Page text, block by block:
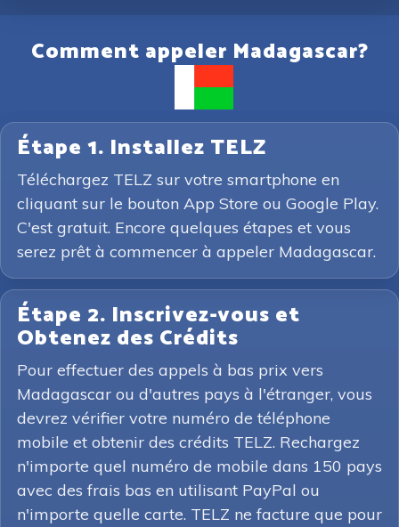
Comment appeler Madagascar?
Étape 1. Installez TELZ
Téléchargez TELZ sur votre smartphone en
cliquant sur le bouton App Store ou Google Play.
C'est gratuit. Encore quelques étapes et vous
serez prêt à commencer à appeler Madagascar.
Étape 2. Inscrivez-vous et
Obtenez des Crédits
Pour effectuer des appels à bas prix vers
Madagascar ou d'autres pays à l'étranger, vous
devrez vérifier votre numéro de téléphone
mobile et obtenir des crédits TELZ. Rechargez
n'importe quel numéro de mobile dans 150 pays
avec des frais bas en utilisant PayPal ou
n'importe quelle carte. TELZ ne facture que pour